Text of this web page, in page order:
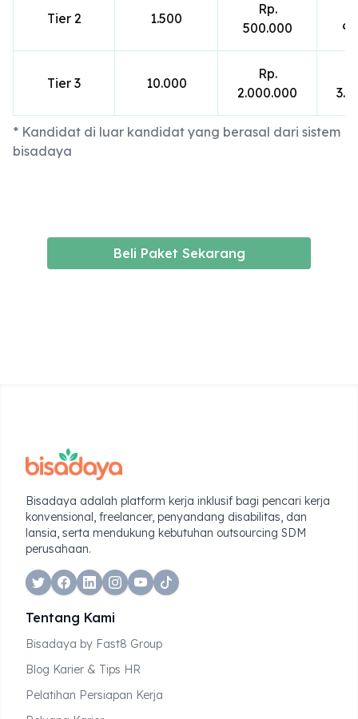
Tier 2 1.500
Rp.
500.000
Tier 3 10.000
Rp.
2.000.000
* Kandidat di luar kandidat yang berasal dari sistem
bisadaya
Beli Paket Sekarang
Bisadaya adalah platform kerja inklusif bagi pencari kerja
konvensional, freelancer, penyandang disabilitas, dan
lansia, serta mendukung kebutuhan outsourcing SDM
perusahaan.
twitterfacebook
linkedininstagramtiktok
Tentang Kami
Bisadaya by Fast8 Group
Blog Karier & Tips HR
Pelatihan Persiapan Kerja